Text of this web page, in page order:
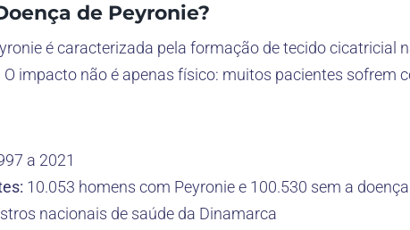
de Peyronie?
é caracterizada pela formação de tecido cicatricial
impacto não é apenas físico: muitos pacientes sofrem
a 2021
10.053 homens com Peyronie e 100.530 sem a
nacionais de saúde da Dinamarca